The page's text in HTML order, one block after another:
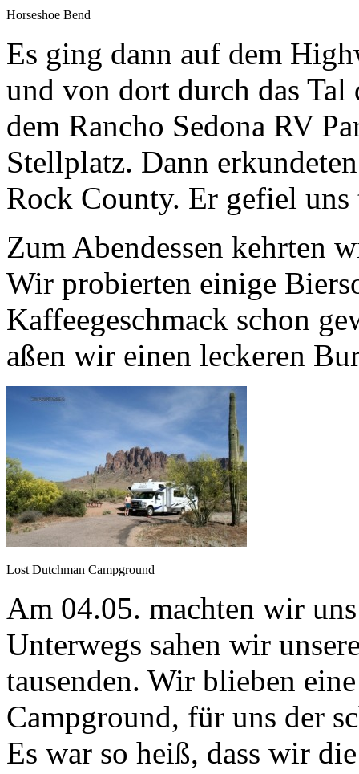
Horseshoe Bend
Es ging dann auf dem
und von dort durch das Tal
dem Rancho Sedona RV
Stellplatz. Dann
Rock County. Er gefiel
Zum Abendessen kehrten
Wir probierten einige
Kaffeegeschmack schon
aßen wir einen leckeren
Lost Dutchman Campground
Am 04.05. machten wir
Unterwegs sahen wir
tausenden. Wir blieben
Campground, für uns der
Es war so heiß, dass wir